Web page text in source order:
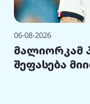
06-08-2026
მალიორკამ
შეფასება